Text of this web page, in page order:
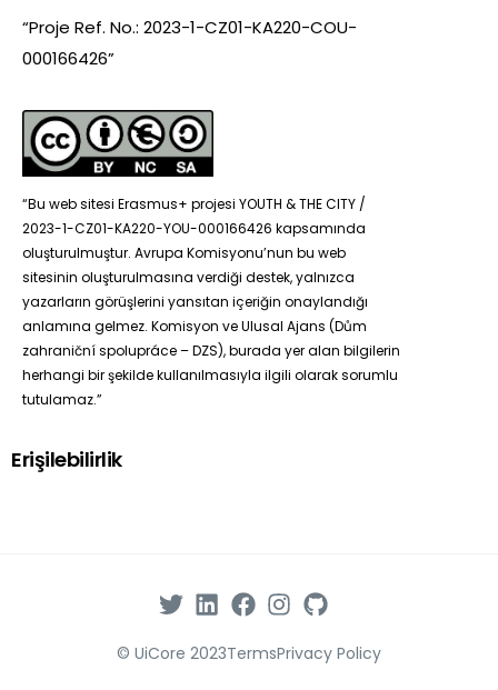
“Proje Ref. No.: 2023-1-CZ01-KA220-COU-
000166426”
“Bu web sitesi Erasmus+ projesi YOUTH & THE CITY /
2023-1-CZ01-KA220-YOU-000166426 kapsamında
oluşturulmuştur. Avrupa Komisyonu’nun bu web
sitesinin oluşturulmasına verdiği destek, yalnızca
yazarların görüşlerini yansıtan içeriğin onaylandığı
anlamına gelmez. Komisyon ve Ulusal Ajans (Dům
zahraniční spolupráce – DZS), burada yer alan bilgilerin
herhangi bir şekilde kullanılmasıyla ilgili olarak sorumlu
tutulamaz.”
Erişilebilirlik
© UiCore 2023TermsPrivacy Policy